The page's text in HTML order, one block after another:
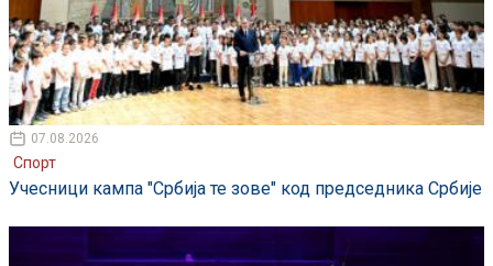
07.08.2026
Спорт
Учесници кампа "Србија те зове" код председника Србије